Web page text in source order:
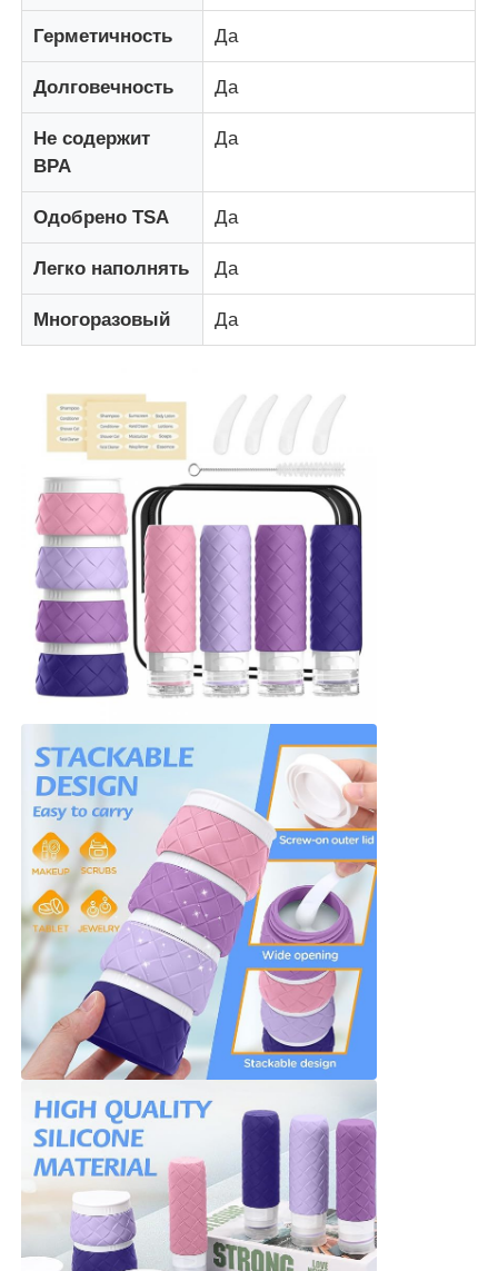
Силиконовый путевой бан
Силиконовая складная бутылка для воды
Силиконовые кухонные изделия
Изделия из силиконовой резины
Герметичность Да
Долговечность Да
Не содержит
BPA
Да
Одобрено TSA Да
Легко наполнять Да
Многоразовый Да